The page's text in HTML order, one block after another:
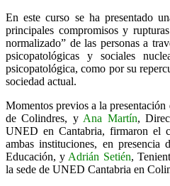
En este curso se ha presentado
principales compromisos y
normalizado” de las personas a
psicopatológicas y sociales
psicopatológica, como por su
sociedad actual.
Momentos previos a la presentación
de Colindres, y Ana Martín,
UNED en Cantabria, firmaron el
ambas instituciones, en presencia
Educación, y Adrián Setién,
la sede de UNED Cantabria en